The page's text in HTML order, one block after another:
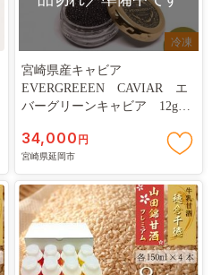
冷凍
宮崎県産キャビア
EVERGREEEN CAVIAR エ
バーグリーンキャビア 12g
34,000 円
宮崎県延岡市